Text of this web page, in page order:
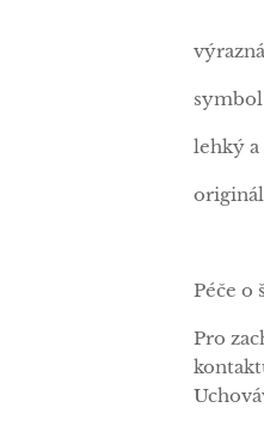
symbol
lehký
Péče o
Pro